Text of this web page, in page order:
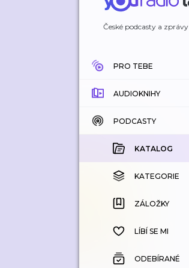
České podcasty a zprávy
PRO TEBE
AUDIOKNIHY
KATALOG
KOUPENÉ
KATEGORIE
ZÁLOŽKY
HISTORIE
PODCASTY
KATALOG
KATEGORIE
ZÁLOŽKY
LÍBÍ SE MI
ODEBÍRANÉ